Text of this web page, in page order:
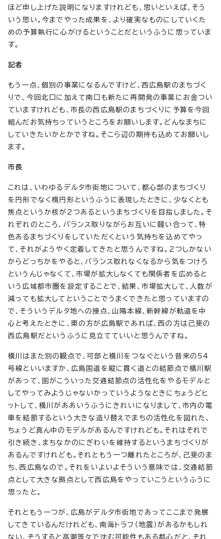
ほど申し上げた説明になりますけれども、思いといえば、そう
いう思い。今までやった成果を、より確実なものにしていくた
めの予算執行に心がけるということだというふうに思っていま
す。
記者
もう一点、個別の事業になるんですけど、西広島駅のまちづく
りで、今回北口に加えて南口も新たに再開発の事業にお金つい
ていますけれども、市長の西広島駅のまちづくりに予算を今回
組んだお気持ちっていうところをお願いします。どんなまちに
していきたいかとかですね。そこら辺の期待も込めてお願いし
ます。
市長
これは、いわゆるデルタ市街地について、都心部のまちづくり
を円形でなく楕円形というふうに表現したときに、少なくとも
焦点というか核が2つあるというまちづくりを目指しました。そ
れぞれのところ、バランス取りながらお互いに競い合って、特
色あるまちづくりをしていただくという気持ちを込めてやっ
て、それがようやく定着してきたと思うんですね。2つしかない
からどっちかをやると、バランス取れなくなるから気をつけろ
というんじゃなくて、市場が拡大しなくても関係者を広めると
いう広域都市圏を設定することで、結果、市場拡大して、人数が
減っても拡大してということでうまくできたと思っていますの
で、そういうデルタ地への接点、山陽本線、新幹線が軌道を中
心と考えたときに、東の方が広島駅であれば、西の方は己斐の
西広島駅だというふうに見立てていいと思うんですね。
横川はまた別の観点で、可部と横川をつなぐという昔来の54
号線といいますか、広島国道を縦に貫く道との結節点で横川駅
があって、国がこういった交通結節点の活性化をやるモデルと
してやってみようじゃないかっていうようなときにちょうどヒ
ットして、横川がああいうふうにきれいになりまして、市内の電
車を結節するという大きな造り替えでまちの活性化を図れた、
ちょうど真ん中のモデルがあるんですけれども。それはそれで
引き続き、まちなかのにぎわいを維持するというまちづくりが
あるんですけれども。それともう一つ離れたところが、己斐のま
ち、西広島なので。それをいよいよそういう意味では、交通結節
点として大きな拠点として西広島をやっていこうというふうに
思ったと。
それともう一つが、広島がデルタ市街地であってここまで発展
してきているんだけれども、南海トラフ（地震）があるかもしれ
ない、そうすると高潮等々で沈む可能性もある都心だと、それ